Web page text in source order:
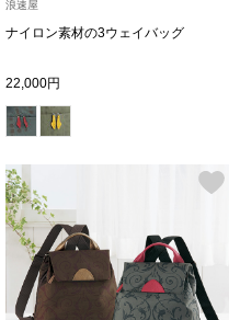
すべて見る
クラッチバッグ
ボディバッグ
リュック･バッ
浪速屋
ナイロン素材の3ウェイバッグ
22,000円